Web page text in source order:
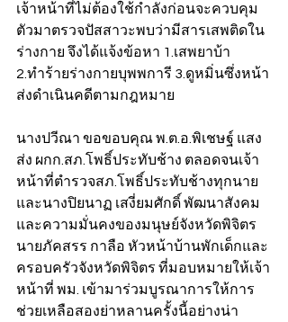
เจ้าหน้าที่ไม่ต้องใช้กำลังก่อนจะควบคุม
ตัวมาตรวจปัสสาวะพบว่ามีสารเสพติดใน
ร่างกาย จึงได้แจ้งข้อหา 1.เสพยาบ้า
2.ทำร้ายร่างกายบุพพการี 3.ดูหมิ่นซึ่งหน้า
ส่งดำเนินคดีตามกฎหมาย
นางปวีณา ขอขอบคุณ พ.ต.อ.พิเชษฐ์ แสง
ส่ง ผกก.สภ.โพธิ์ประทับช้าง ตลอดจนเจ้า
หน้าที่ตำรวจสภ.โพธิ์ประทับช้างทุกนาย
และนางปิยนาฏ เสงี่ยมศักดิ์ พัฒนาสังคม
และความมั่นคงของมนุษย์จังหวัดพิจิตร
นายภัคสรร กาลือ หัวหน้าบ้านพักเด็กและ
ครอบครัวจังหวัดพิจิตร ที่มอบหมายให้เจ้า
หน้าที่ พม. เข้ามาร่วมบูรณาการให้การ
ช่วยเหลือสองย่าหลานครั้งนี้อย่างน่า